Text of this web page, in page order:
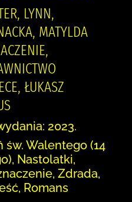
LYNN,
MATYLDA
ŁUKASZ
2023.
św. Walentego (14
Nastolatki,
Zdrada,
Romans